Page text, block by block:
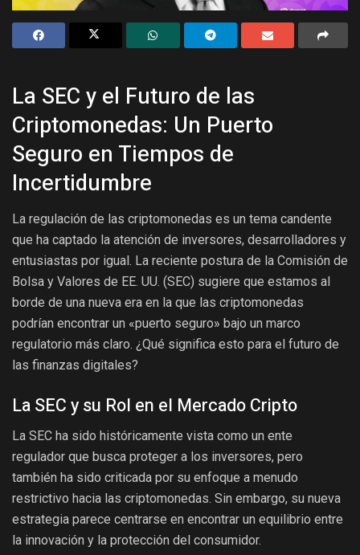
La SEC y el Futuro de las
Criptomonedas: Un Puerto
Seguro en Tiempos de
Incertidumbre
La regulación de las criptomonedas es un tema candente
que ha captado la atención de inversores, desarrolladores y
entusiastas por igual. La reciente postura de la Comisión de
Bolsa y Valores de EE. UU. (SEC) sugiere que estamos al
borde de una nueva era en la que las criptomonedas
podrían encontrar un «puerto seguro» bajo un marco
regulatorio más claro. ¿Qué significa esto para el futuro de
las finanzas digitales?
La SEC y su Rol en el Mercado Cripto
La SEC ha sido históricamente vista como un ente
regulador que busca proteger a los inversores, pero
también ha sido criticada por su enfoque a menudo
restrictivo hacia las criptomonedas. Sin embargo, su nueva
estrategia parece centrarse en encontrar un equilibrio entre
la innovación y la protección del consumidor.